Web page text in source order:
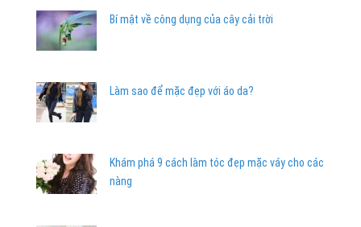
Bí mật về công dụng của cây cải trời
Làm sao để mặc đẹp với áo da?
Khám phá 9 cách làm tóc đẹp mặc váy cho các
nàng